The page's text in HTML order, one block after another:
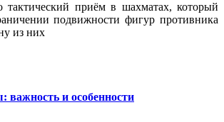
приём в шахматах, который
подвижности фигур противника
из них
и особенности